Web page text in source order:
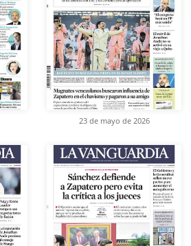
23 de mayo de 2026